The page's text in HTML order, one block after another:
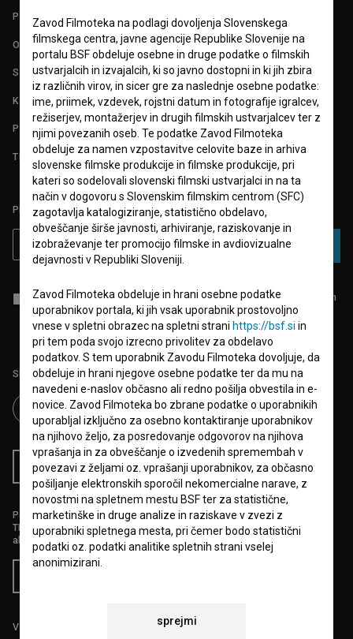
POGOJI UPORABE
O PROJEKTU
STATISTIKA
KONTAKT
POGOSTA VPRAŠANJA
TEST FUNKCIONALNOSTI
PRIJAVITE SE NA BSF NOVIČNIK:
PRIJAVA
Sprejemamsplošne pogojein dajemsoglasjeza zbiranje, hrambo in
obdelavo osebnih podatkov.
Sledite nam na:
RSS novice RSS dogodki
Podprite nas z donacijo na
TRR: SI56 6100 0001 5706 684,
ali s kreditno kartico:
Vse cene vsebujejo DDV.
Zavod Filmoteka na podlagi dovoljenja Slovenskega
filmskega centra, javne agencije Republike Slovenije na
portalu BSF obdeluje osebne in druge podatke o filmskih
ustvarjalcih in izvajalcih, ki so javno dostopni in ki jih zbira
iz različnih virov, in sicer gre za naslednje osebne podatke:
ime, priimek, vzdevek, rojstni datum in fotografije igralcev,
režiserjev, montažerjev in drugih filmskih ustvarjalcev ter z
njimi povezanih oseb. Te podatke Zavod Filmoteka
obdeluje za namen vzpostavitve celovite baze in arhiva
slovenske filmske produkcije in filmske produkcije, pri
kateri so sodelovali slovenski filmski ustvarjalci in na ta
način v dogovoru s Slovenskim filmskim centrom (SFC)
zagotavlja katalogiziranje, statistično obdelavo,
obveščanje širše javnosti, arhiviranje, raziskovanje in
izobraževanje ter promocijo filmske in avdiovizualne
dejavnosti v Republiki Sloveniji.
Zavod Filmoteka obdeluje in hrani osebne podatke
uporabnikov portala, ki jih vsak uporabnik prostovoljno
vnese v spletni obrazec na spletni strani https://bsf.si in
pri tem poda svojo izrecno privolitev za obdelavo
podatkov. S tem uporabnik Zavodu Filmoteka dovoljuje, da
obdeluje in hrani njegove osebne podatke ter da mu na
navedeni e-naslov občasno ali redno pošilja obvestila in e-
novice. Zavod Filmoteka bo zbrane podatke o uporabnikih
uporabljal izključno za osebno kontaktiranje uporabnikov
na njihovo željo, za posredovanje odgovorov na njihova
vprašanja in za obveščanje o izvedenih spremembah v
povezavi z željami oz. vprašanji uporabnikov, za občasno
pošiljanje elektronskih sporočil nekomercialne narave, z
novostmi na spletnem mestu BSF ter za statistične,
marketinške in druge analize in raziskave v zvezi z
uporabniki spletnega mesta, pri čemer bodo statistični
podatki oz. podatki analitike spletnih strani vselej
anonimizirani.
Zavodu Filmoteka, da uporablja elektronski poštni naslov
sprejmi